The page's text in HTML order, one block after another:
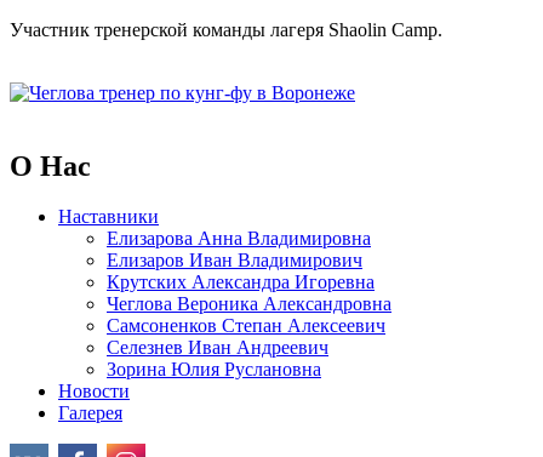
Участник тренерской команды лагеря Shaolin Camp.
O Нас
Наставники
Елизарова Анна Владимировна
Елизаров Иван Владимирович
Крутских Александра Игоревна
Чеглова Вероника Александровна
Самсоненков Степан Алексеевич
Селезнев Иван Андреевич
Зорина Юлия Руслановна
Новости
Галерея